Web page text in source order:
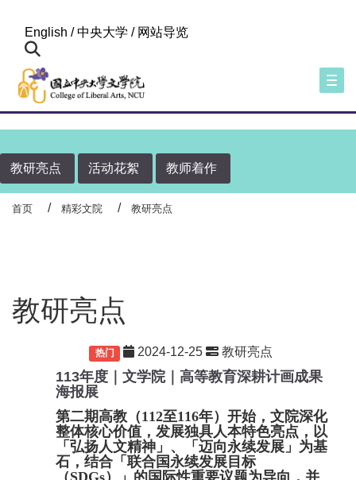
English /中央大学 / 网站导览
教研亮点 活动花絮 教师着作
首页 精彩文院 教研亮点
教研亮点
热门 2024-12-25 教研亮点
113年度｜文学院｜高等教育深耕计画成果
海报展
第二期高教（112至116年）开始，文院深化
整体核心价值，发展独具人本特色亮点，以
「弘扬人文精神」、「迈向永续发展」为基
石，结合「联合国永续发展目标
（SDGs）」的国际性重要议题为导向，并